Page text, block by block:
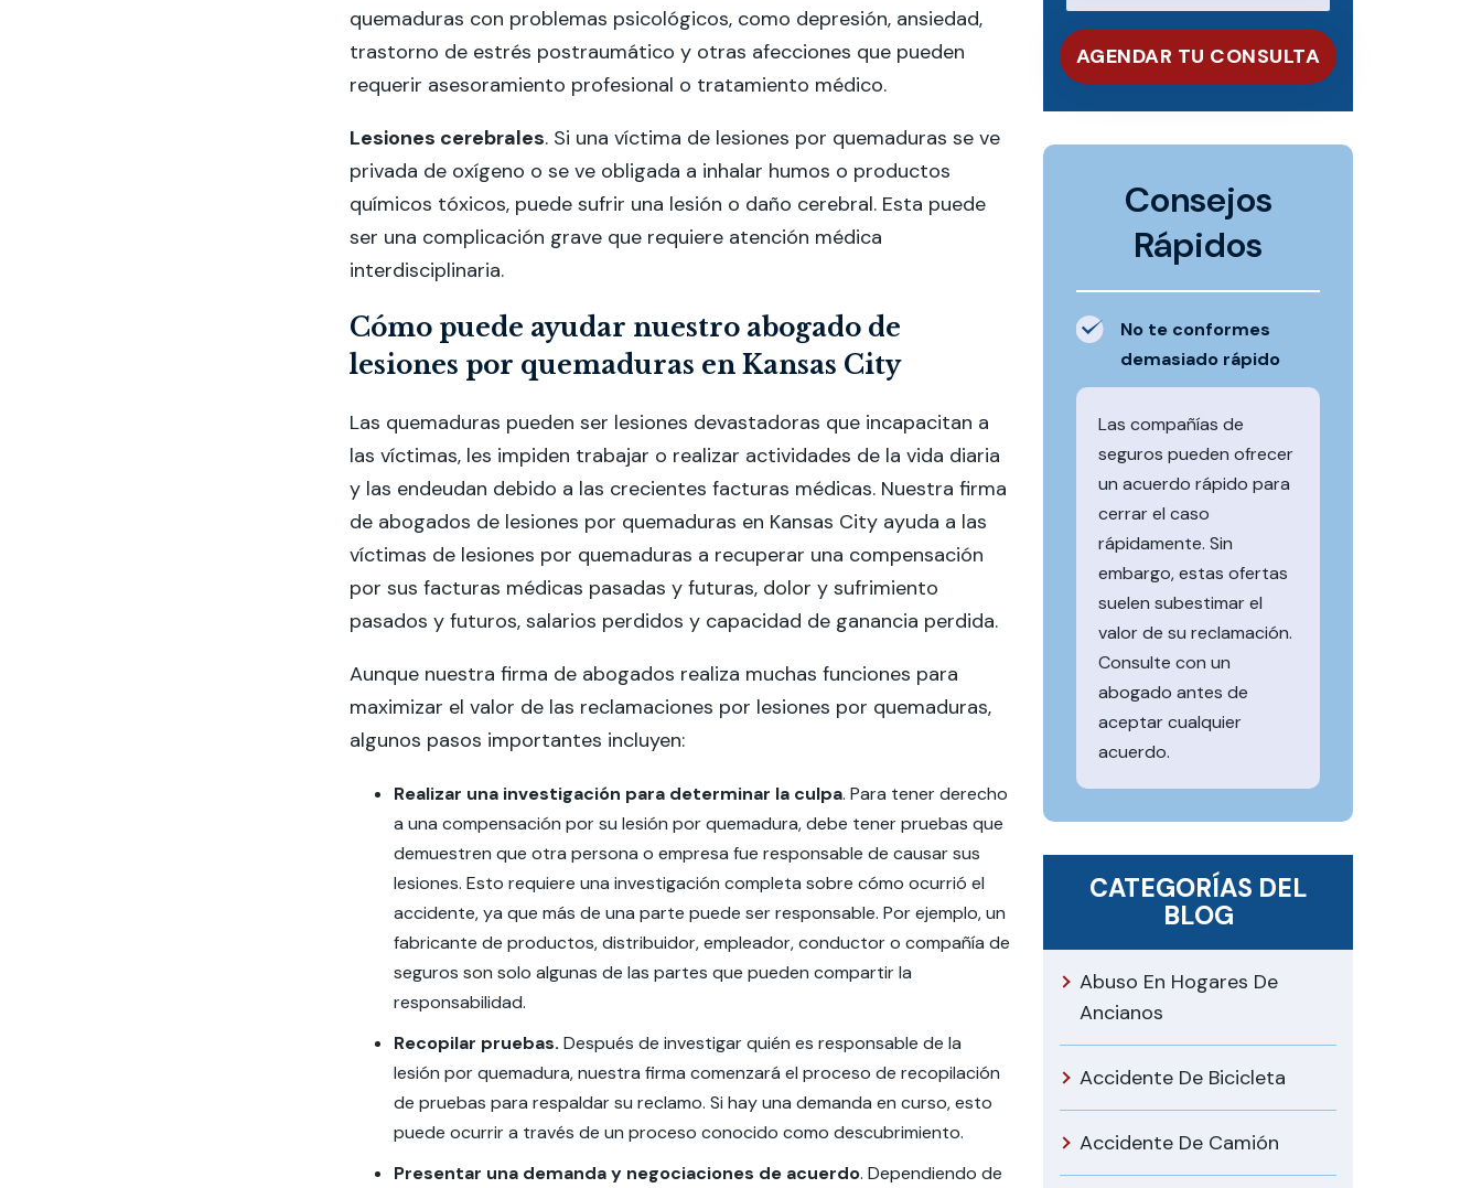
quemaduras con problemas psicológicos, como depresión, ansiedad,
trastorno de estrés postraumático y otras afecciones que pueden
requerir asesoramiento profesional o tratamiento médico.
Lesiones cerebrales. Si una víctima de lesiones por quemaduras se ve
privada de oxígeno o se ve obligada a inhalar humos o productos
químicos tóxicos, puede sufrir una lesión o daño cerebral. Esta puede
ser una complicación grave que requiere atención médica
interdisciplinaria.
Cómo puede ayudar nuestro abogado de
lesiones por quemaduras en Kansas City
Las quemaduras pueden ser lesiones devastadoras que incapacitan a
las víctimas, les impiden trabajar o realizar actividades de la vida diaria
y las endeudan debido a las crecientes facturas médicas. Nuestra firma
de abogados de lesiones por quemaduras en Kansas City ayuda a las
víctimas de lesiones por quemaduras a recuperar una compensación
por sus facturas médicas pasadas y futuras, dolor y sufrimiento
pasados y futuros, salarios perdidos y capacidad de ganancia perdida.
Aunque nuestra firma de abogados realiza muchas funciones para
maximizar el valor de las reclamaciones por lesiones por quemaduras,
algunos pasos importantes incluyen:
Realizar una investigación para determinar la culpa. Para tener derecho
a una compensación por su lesión por quemadura, debe tener pruebas que
demuestren que otra persona o empresa fue responsable de causar sus
lesiones. Esto requiere una investigación completa sobre cómo ocurrió el
accidente, ya que más de una parte puede ser responsable. Por ejemplo, un
fabricante de productos, distribuidor, empleador, conductor o compañía de
seguros son solo algunas de las partes que pueden compartir la
responsabilidad.
Recopilar pruebas. Después de investigar quién es responsable de la
lesión por quemadura, nuestra firma comenzará el proceso de recopilación
de pruebas para respaldar su reclamo. Si hay una demanda en curso, esto
puede ocurrir a través de un proceso conocido como descubrimiento.
Presentar una demanda y negociaciones de acuerdo. Dependiendo de
Consejos
Rápidos
No te conformes
demasiado rápido
Las compañías de
seguros pueden ofrecer
un acuerdo rápido para
cerrar el caso
rápidamente. Sin
embargo, estas ofertas
suelen subestimar el
valor de su reclamación.
Consulte con un
abogado antes de
aceptar cualquier
acuerdo.
CATEGORÍAS DEL
BLOG
Abuso En Hogares De
Ancianos
Accidente De Bicicleta
Accidente De Camión